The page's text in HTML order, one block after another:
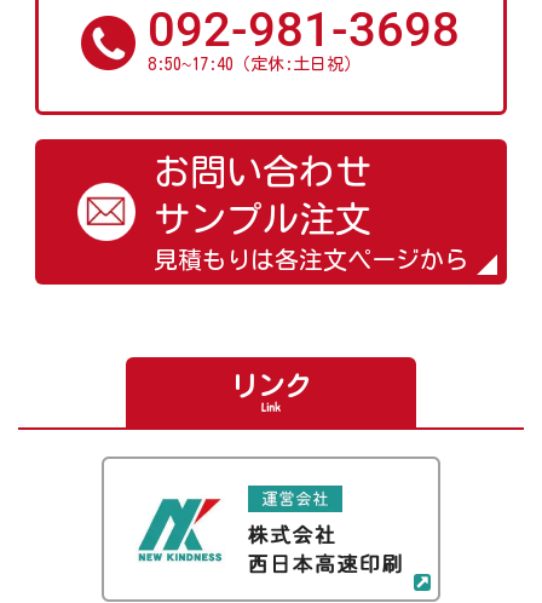
092-981-3698
8:50~17:40（定休:土日祝）
お問い合わせ
サンプル注文
見積もりは各注文ページから
リンク
Link